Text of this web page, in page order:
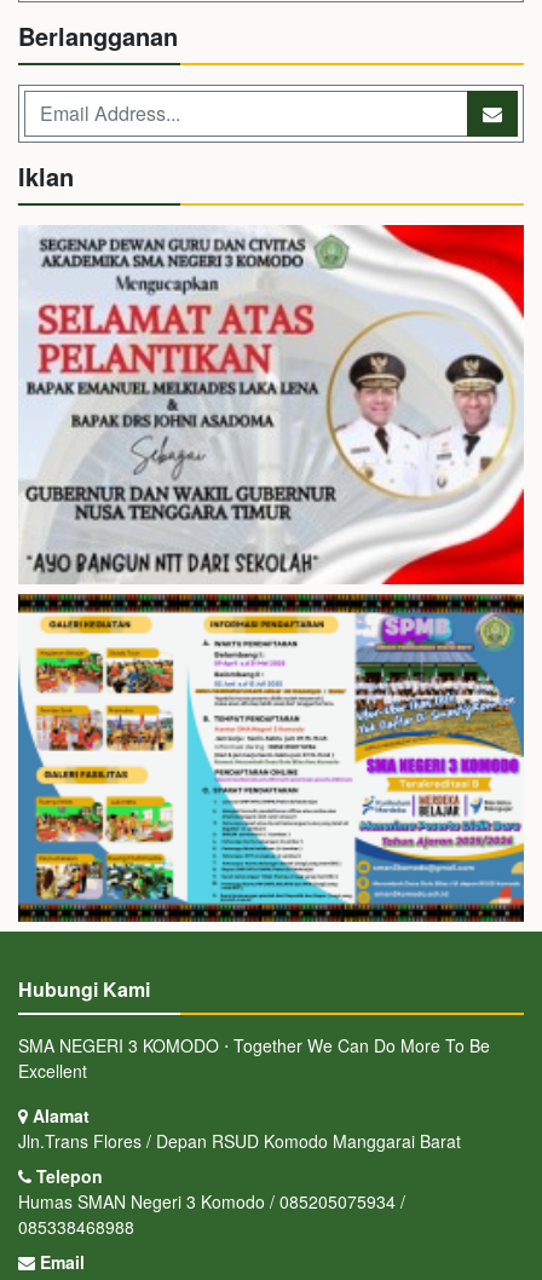
Berlangganan
Iklan
Hubungi Kami
SMA NEGERI 3 KOMODO ⋅ Together We Can Do More To Be
Excellent
Alamat
Jln.Trans Flores / Depan RSUD Komodo Manggarai Barat
Telepon
Humas SMAN Negeri 3 Komodo / 085205075934 /
085338468988
Email